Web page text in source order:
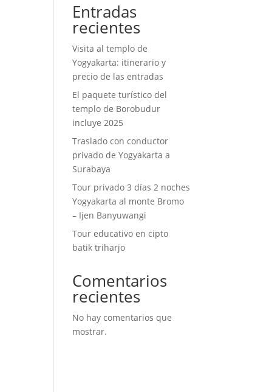
Entradas
recientes
Visita al templo de
Yogyakarta: itinerario y
precio de las entradas
El paquete turístico del
templo de Borobudur
incluye 2025
Traslado con conductor
privado de Yogyakarta a
Surabaya
Tour privado 3 días 2 noches
Yogyakarta al monte Bromo
– Ijen Banyuwangi
Tour educativo en cipto
batik triharjo
Comentarios
recientes
No hay comentarios que
mostrar.